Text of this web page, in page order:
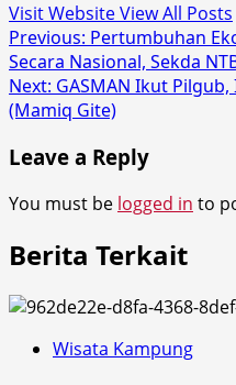
Visit WebsiteView All Posts
Post
navigation
Previous: Pertumbuhan
Secara Nasional, Sekda
Next: GASMAN Ikut
(Mamiq Gite)
Leave a Reply
You must be logged in to
Berita Terkait
Wisata Kampung